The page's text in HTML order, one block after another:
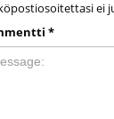
ei
*